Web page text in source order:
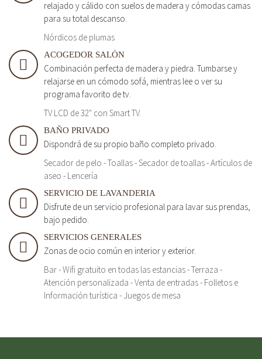
relajado y cálido con suelos de madera y cómodas camas
para su total descanso.
Nórdicos de plumas
ACOGEDOR SALÓN
Combinación perfecta de madera y piedra. Tumbarse y
relajarse en un cómodo sofá, mientras lee o ver su
programa favorito de tv.
TV LCD de 32" con Smart TV.
BAÑO PRIVADO
Dispondrá de su propio baño completo privado.
Secador de pelo - Toallas - Secador de toallas - Artículos de
aseo - Lencería
SERVICIO DE LAVANDERIA
Disfrute de un servicio profesional para lavar sus prendas,
bajo pedido.
SERVICIOS GENERALES
Zonas de ocio común en interior y exterior.
Bar - Wifi gratuito en todas las estancias - Terraza -
Atención personalizada - Venta de entradas - Folletos e
Información turística - Juegos de mesa